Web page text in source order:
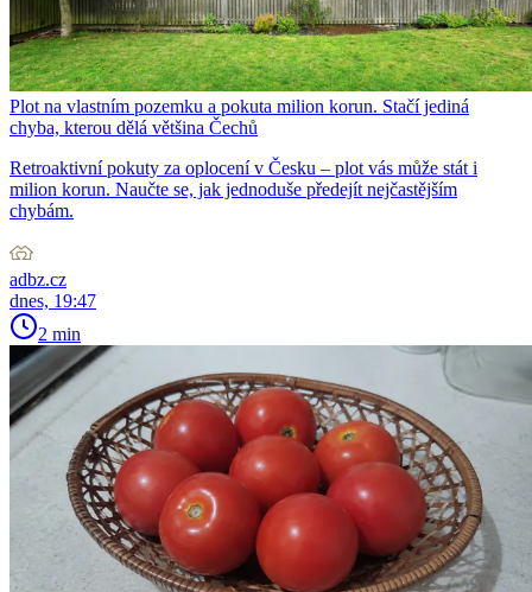
Plot na vlastním pozemku a pokuta milion korun. Stačí jediná
chyba, kterou dělá většina Čechů
Retroaktivní pokuty za oplocení v Česku – plot vás může stát i
milion korun. Naučte se, jak jednoduše předejít nejčastějším
chybám.
adbz.cz
dnes, 19:47
2 min